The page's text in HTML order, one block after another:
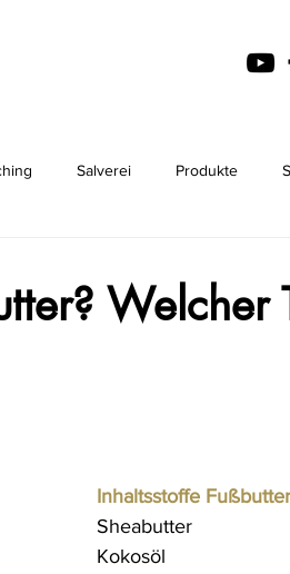
Salverei Produkte
Welcher
Inhaltsstoffe
Sheabutter
Kokosöl